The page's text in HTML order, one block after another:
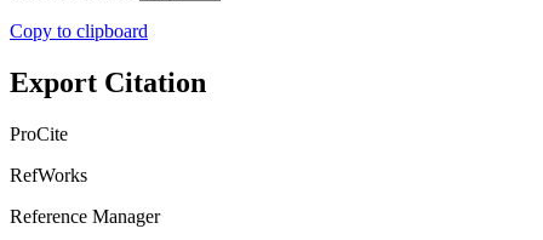
Copy to clipboard
Export Citation
ProCite
RefWorks
Reference Manager